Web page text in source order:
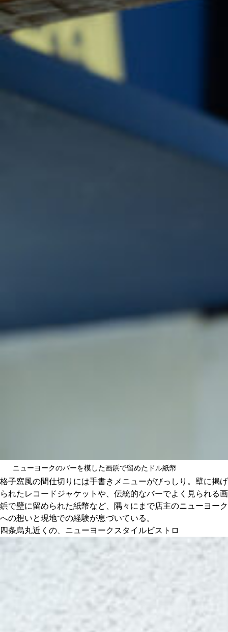
ニューヨークのバーを模した画鋲で留めたドル紙幣
格子窓風の間仕切りには手書きメニューがびっしり。壁に掲げ
られたレコードジャケットや、伝統的なバーでよく見られる画
鋲で壁に留められた紙幣など、隅々にまで店主のニューヨーク
への想いと現地での経験が息づいている。
四条烏丸近くの、ニューヨークスタイルビストロ